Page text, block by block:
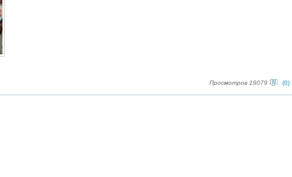
Просмотров 19079 (0)